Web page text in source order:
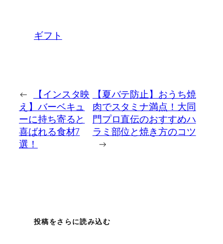
ギフト
←
【インスタ映
え】バーベキュ
ーに持ち寄ると
喜ばれる食材7
選！
【夏バテ防止】おうち焼
肉でスタミナ満点！大同
門プロ直伝のおすすめハ
ラミ部位と焼き方のコツ
→
投稿をさらに読み込む